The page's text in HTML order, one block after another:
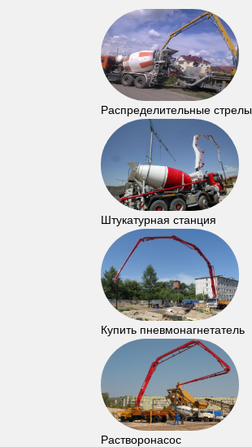
Распределительные стрелы
Штукатурная станция
Купить пневмонагнетатель
Растворонасос